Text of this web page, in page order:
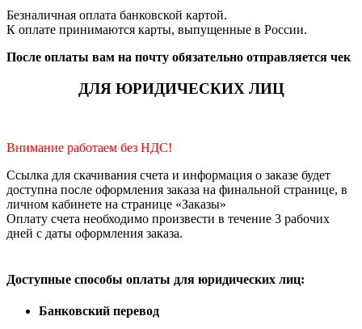
Безналичная оплата банковской картой.
К оплате принимаются карты, выпущенные в России.
После оплаты вам на почту обязательно отправляется чек
ДЛЯ ЮРИДИЧЕСКИХ ЛИЦ
Внимание работаем без НДС!
Ссылка для скачивания счета и информация о заказе будет
доступна после оформления заказа на финальной странице, в
личном кабинете на странице «Заказы»
Оплату счета необходимо произвести в течение 3 рабочих
дней с даты оформления заказа.
Доступные способы оплаты для юридических лиц:
Банковский перевод